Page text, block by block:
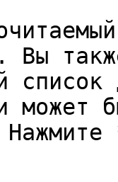
Вы
список
может